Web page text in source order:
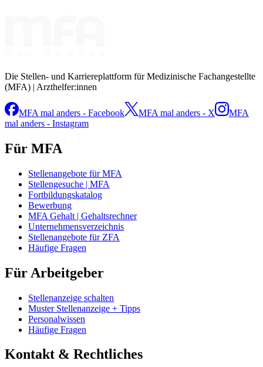
Die Stellen- und Karriereplattform für Medizinische Fachangestellte
(MFA) | Arzthelfer:innen
MFA mal anders - Facebook MFA mal anders - X
MFA
mal anders - Instagram
Für MFA
Stellenangebote für MFA
Stellengesuche | MFA
Fortbildungskatalog
Bewerbung
MFA Gehalt | Gehaltsrechner
Unternehmensverzeichnis
Stellenangebote für ZFA
Häufige Fragen
Für Arbeitgeber
Stellenanzeige schalten
Muster Stellenanzeige + Tipps
Personalwissen
Häufige Fragen
Kontakt & Rechtliches